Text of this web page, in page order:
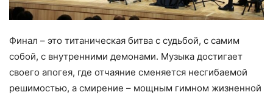
Финал – это титаническая битва с судьбой, с самим
собой, с внутренними демонами. Музыка достигает
своего апогея, где отчаяние сменяется несгибаемой
решимостью, а смирение – мощным гимном жизненной